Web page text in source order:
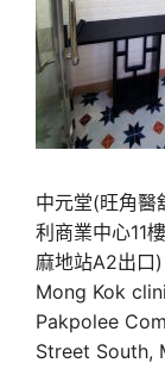
中元堂(旺角醫
利商業中心11
麻地站A2出口)
Mong Kok
Pakpolee
Street South,